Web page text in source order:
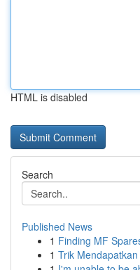
HTML is disabled
Search
Published News
1 Finding MF
1 Trik